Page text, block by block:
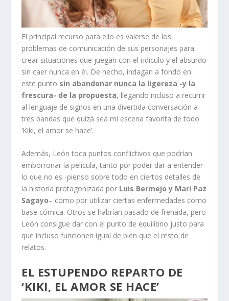
El principal recurso para ello es valerse de los
problemas de comunicación de sus personajes para
crear situaciones que juegan con el ridículo y el absurdo
sin caer nunca en él. De hecho, indagan a fondo en
este punto sin abandonar nunca la ligereza -y la
frescura- de la propuesta, llegando incluso a recurrir
al lenguaje de signos en una divertida conversación a
tres bandas que quizá sea mi escena favorita de todo
‘Kiki, el amor se hace’.
Además, León toca puntos conflictivos que podrían
emborronar la película, tanto por poder dar a entender
lo que no es -pienso sobre todo en ciertos detalles de
la historia protagonizada por Luis Bermejo y Mari Paz
Sagayo– como por utilizar ciertas enfermedades como
base cómica. Otros se habrían pasado de frenada, pero
León consigue dar con el punto de equilibrio justo para
que incluso funcionen igual de bien que el resto de
relatos.
EL ESTUPENDO REPARTO DE
‘KIKI, EL AMOR SE HACE’